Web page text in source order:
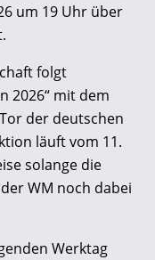
um 19 Uhr über
folgt
2026“ mit dem
der deutschen
läuft vom 11.
solange die
WM noch dabei
Werktag